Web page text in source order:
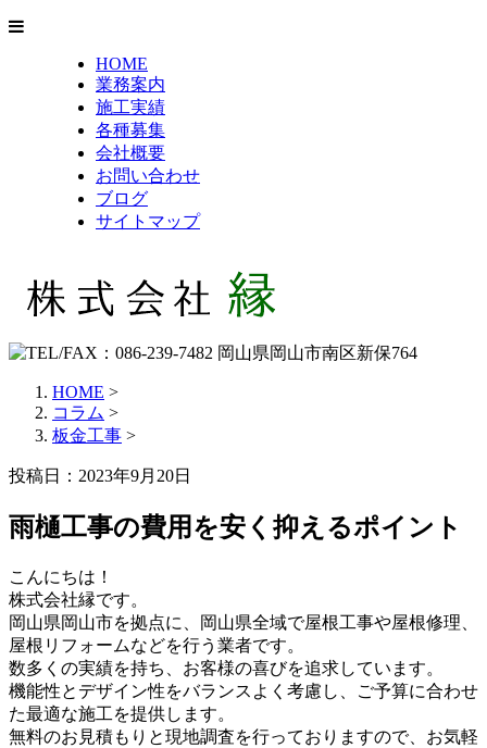
HOME
業務案内
施工実績
各種募集
会社概要
お問い合わせ
ブログ
サイトマップ
HOME >
コラム >
板金工事 >
投稿日：2023年9月20日
雨樋工事の費用を安く抑えるポイント
こんにちは！
株式会社縁です。
岡山県岡山市を拠点に、岡山県全域で屋根工事や屋根修理、
屋根リフォームなどを行う業者です。
数多くの実績を持ち、お客様の喜びを追求しています。
機能性とデザイン性をバランスよく考慮し、ご予算に合わせ
た最適な施工を提供します。
無料のお見積もりと現地調査を行っておりますので、お気軽